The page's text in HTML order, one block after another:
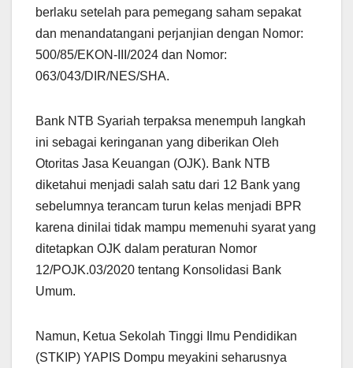
berlaku setelah para pemegang saham sepakat
dan menandatangani perjanjian dengan Nomor:
500/85/EKON-III/2024 dan Nomor:
063/043/DIR/NES/SHA.
Bank NTB Syariah terpaksa menempuh langkah
ini sebagai keringanan yang diberikan Oleh
Otoritas Jasa Keuangan (OJK). Bank NTB
diketahui menjadi salah satu dari 12 Bank yang
sebelumnya terancam turun kelas menjadi BPR
karena dinilai tidak mampu memenuhi syarat yang
ditetapkan OJK dalam peraturan Nomor
12/POJK.03/2020 tentang Konsolidasi Bank
Umum.
Namun, Ketua Sekolah Tinggi Ilmu Pendidikan
(STKIP) YAPIS Dompu meyakini seharusnya